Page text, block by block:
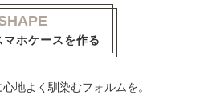
マホケースを作る
地よく馴染むフォルムを。